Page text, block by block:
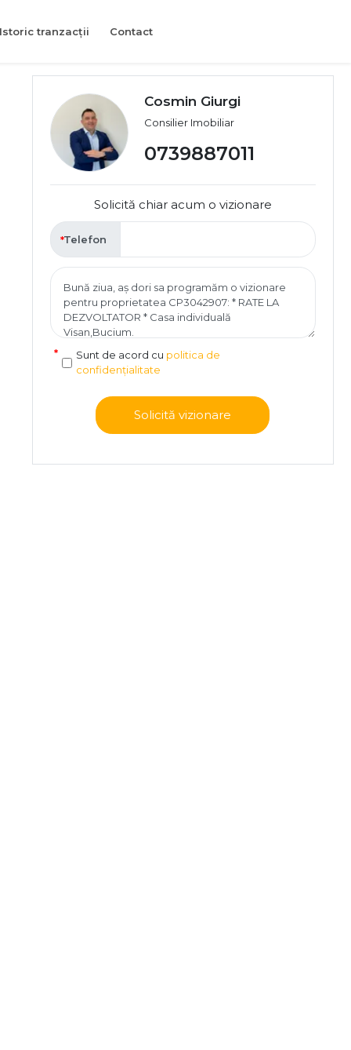
Istoric tranzacții Contact
Cosmin Giurgi
Consilier Imobiliar
0739887011
Solicită chiar acum o vizionare
Telefon
Sunt de acord cu politica de
confidențialitate
Solicită vizionare